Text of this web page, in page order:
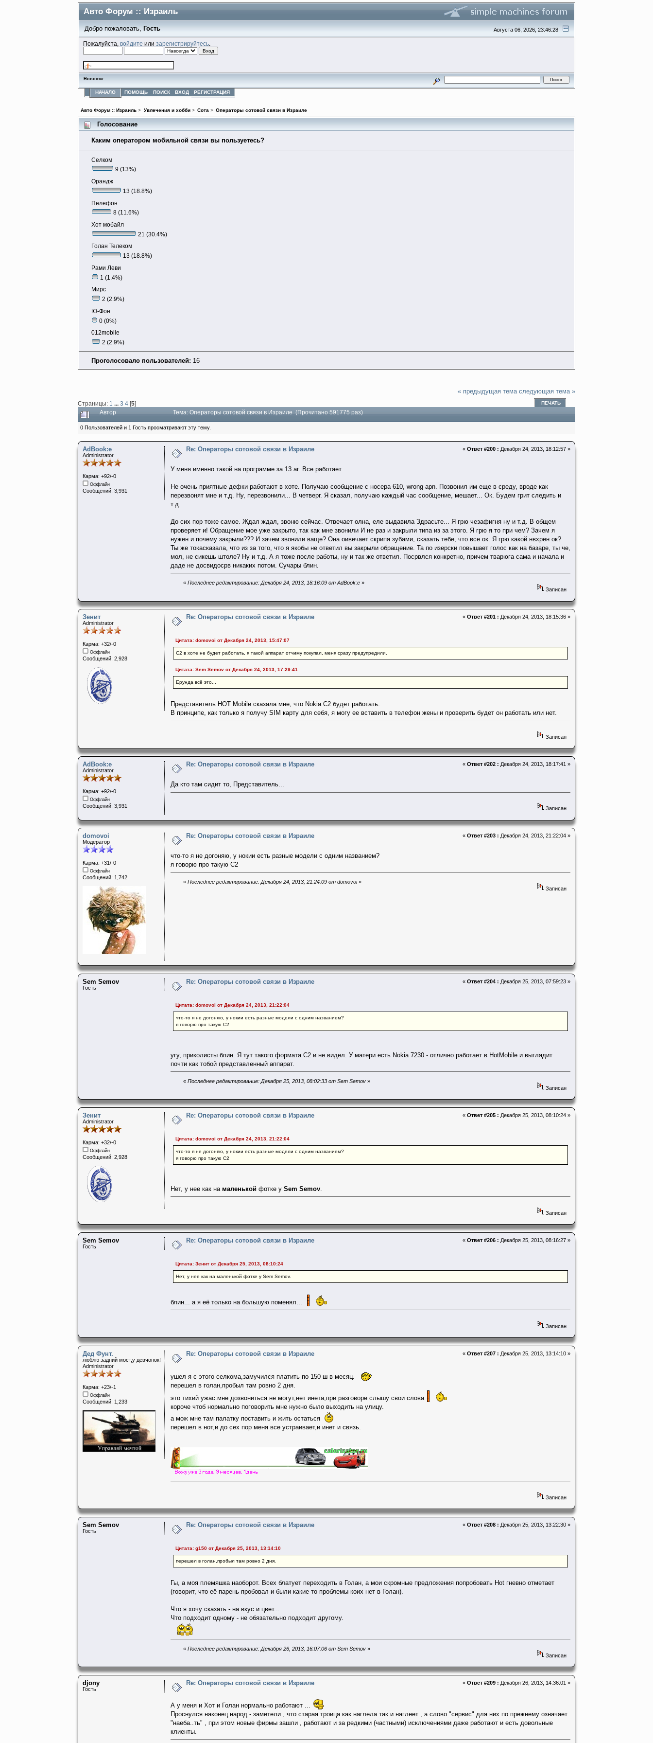
Авто Форум :: Израиль
Августа 06, 2026, 23:46:28
Добро пожаловать, Гость
Пожалуйста,войдите илизарегистрируйтесь
Новости:
НАЧАЛО ПОМОЩЬ ПОИСК ВХОД РЕГИСТРАЦИЯ
Авто Форум :: Израиль > Увлечения и хобби> Сота> Операторы сотовой связи в Израиле
Голосование
Каким оператором мобильной связи вы пользуетесь?
Селком
9 (13%)
Орандж
13 (18.8%)
Пелефон
8 (11.6%)
Хот мобайл
21 (30.4%)
Голан Телеком
13 (18.8%)
Рами Леви
1 (1.4%)
Мирс
2 (2.9%)
Ю-Фон
0 (0%)
012mobile
2 (2.9%)
Проголосовало пользователей: 16
« предыдущая тема следующая тема »
Страницы: 1 ... 3 4 [5] ПЕЧАТЬ
Автор Тема: Операторы сотовой связи в Израиле (Прочитано 591775 раз)
0 Пользователей и 1 Гость просматривают эту тему.
AdBook:e
Administrator
Карма: +92/-0
Оффлайн
Сообщений: 3,931
Re: Операторы сотовой связи в Израиле « Ответ #200 : Декабря 24, 2013, 18:12:57 »
У меня именно такой на программе за 13 аг. Все работает
Не очень приятные дефки работают в хоте. Получаю сообщение с носера 610, wrong apn. Позвонил им еще в среду, вроде как
перезвонят мне и т.д. Ну, перезвонили... В четверг. Я сказал, получаю каждый час сообщение, мешает... Ок. Будем грит следить и
т.д.
До сих пор тоже самое. Ждал ждал, звоню сейчас. Отвечает олна, еле выдавила Здрасьте... Я грю чезафигня ну и т.д. В общем
проверяет и! Обращение мое уже закрыто, так как мне звонили И не раз и закрыли типа из за этого. Я грю я то при чем? Зачем я
нужен и почему закрыли??? И зачем звонили ваще? Она оивечает скрипя зубами, сказать тебе, что все ок. Я грю какой нвхрен ок?
Ты же токасказала, что из за того, что я якобы не ответил вы закрыли обращение. Та по изерски повышает голос как на базаре, ты че,
мол, не сикешь штоле? Ну и т.д. А я тоже после работы, ну и так же ответил. Посрвлся конкретно, причем тварюга сама и начала и
даде не досвидосрв никаких потом. Сучары блин.
« Последнее редактирование: Декабря 24, 2013, 18:16:09 от AdBook:e»
Записан
Зенит
Administrator
Карма: +32/-0
Оффлайн
Сообщений: 2,928
Re: Операторы сотовой связи в Израиле « Ответ #201 : Декабря 24, 2013, 18:15:36 »
Цитата: domovoi от Декабря 24, 2013, 15:47:07
С2 в хоте не будет работать, я такой аппарат отчиму покупал, меня сразу предупредили.
Цитата: Sem Semov от Декабря 24, 2013, 17:29:41
Ерунда всё это...
Представитель HOT Mobile сказала мне, что Nokia C2 будет работать.
В принципе, как только я получу SIM карту для себя, я могу ее вставить в телефон жены и проверить будет он работать или нет.
Записан
AdBook:e
Administrator
Карма: +92/-0
Оффлайн
Сообщений: 3,931
Re: Операторы сотовой связи в Израиле « Ответ #202 : Декабря 24, 2013, 18:17:41 »
Да кто там сидит то, Представитель...
Записан
domovoi
Модератор
Карма: +31/-0
Оффлайн
Сообщений: 1,742
Re: Операторы сотовой связи в Израиле « Ответ #203 : Декабря 24, 2013, 21:22:04 »
что-то я не догоняю, у нокии есть разные модели с одним названием?
я говорю про такую С2
« Последнее редактирование: Декабря 24, 2013, 21:24:09 от domovoi»
Записан
Sem Semov
Гость
Re: Операторы сотовой связи в Израиле « Ответ #204 : Декабря 25, 2013, 07:59:23 »
Цитата: domovoi от Декабря 24, 2013, 21:22:04
что-то я не догоняю, у нокии есть разные модели с одним названием?
я говорю про такую С2
угу, приколисты блин. Я тут такого формата С2 и не видел. У матери есть Nokia 7230 - отлично работает в HotMobile и выглядит
почти как тобой представленный аппарат.
« Последнее редактирование: Декабря 25, 2013, 08:02:33 от Sem Semov»
Записан
Зенит
Administrator
Карма: +32/-0
Оффлайн
Сообщений: 2,928
Re: Операторы сотовой связи в Израиле « Ответ #205 : Декабря 25, 2013, 08:10:24 »
Цитата: domovoi от Декабря 24, 2013, 21:22:04
что-то я не догоняю, у нокии есть разные модели с одним названием?
я говорю про такую С2
Нет, у нее как на маленькойфотке у Sem Semov.
Записан
Sem Semov
Гость
Re: Операторы сотовой связи в Израиле « Ответ #206 : Декабря 25, 2013, 08:16:27 »
Цитата: Зенит от Декабря 25, 2013, 08:10:24
Нет, у нее как на маленькой фотке у Sem Semov.
блин... а я её только на большую поменял...
Записан
Дед Фунт.
люблю задний мост,у девчонок!
Administrator
Карма: +23/-1
Оффлайн
Сообщений: 1,233
Re: Операторы сотовой связи в Израиле « Ответ #207 : Декабря 25, 2013, 13:14:10 »
ушел я с этого селкома,замучился платить по 150 ш в месяц.
перешел в голан,пробыл там ровно 2 дня.
это тихий ужас.мне дозвониться не могут,нет инета,при разговоре слышу свои слова
короче чтоб нормально поговорить мне нужно было выходить на улицу.
а мож мне там палатку поставить и жить остаться
перешел в нот,и до сех пор меня все устраивает,и инет и связь.
Записан
Sem Semov
Гость
Re: Операторы сотовой связи в Израиле « Ответ #208 : Декабря 25, 2013, 13:22:30 »
Цитата: g150 от Декабря 25, 2013, 13:14:10
перешел в голан,пробыл там ровно 2 дня.
Гы, а моя племяшка наоборот. Всех блатует переходить в Голан, а мои скромные предложения попробовать Hot гневно отметает
(говорит, что её парень пробовал и были какие-то проблемы коих нет в Голан).
Что я хочу сказать - на вкус и цвет...
Что подходит одному - не обязательно подходит другому.
« Последнее редактирование: Декабря 26, 2013, 16:07:06 от Sem Semov»
Записан
djony
Гость
Re: Операторы сотовой связи в Израиле « Ответ #209 : Декабря 26, 2013, 14:36:01 »
А у меня и Хот и Голан нормально работают ...
Проснулся наконец народ - заметели , что старая троица как наглела так и наглеет , а слово "сервис" для них по прежнему означает
"наеба..ть" , при этом новые фирмы зашли , работают и за редкими (частными) исключениями даже работают и есть довольные
клиенты.